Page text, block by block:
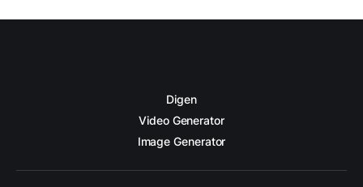
Digen
Video Generator
Image Generator